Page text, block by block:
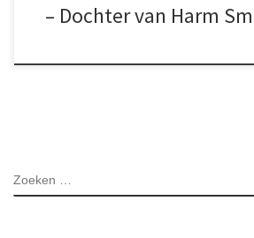
– Dochter van Harm
ZOEKEN